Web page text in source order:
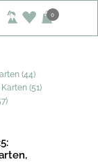
0
(44)
(51)